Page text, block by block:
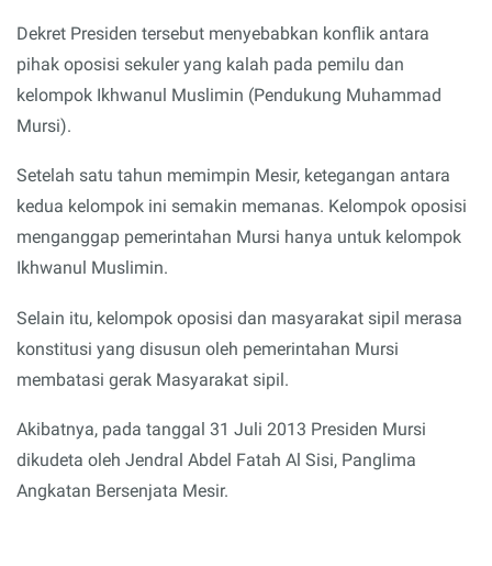
Dekret Presiden tersebut menyebabkan konflik antara
pihak oposisi sekuler yang kalah pada pemilu dan
kelompok Ikhwanul Muslimin (Pendukung Muhammad
Mursi).
Setelah satu tahun memimpin Mesir, ketegangan antara
kedua kelompok ini semakin memanas. Kelompok oposisi
menganggap pemerintahan Mursi hanya untuk kelompok
Ikhwanul Muslimin.
Selain itu, kelompok oposisi dan masyarakat sipil merasa
konstitusi yang disusun oleh pemerintahan Mursi
membatasi gerak Masyarakat sipil.
Akibatnya, pada tanggal 31 Juli 2013 Presiden Mursi
dikudeta oleh Jendral Abdel Fatah Al Sisi, Panglima
Angkatan Bersenjata Mesir.